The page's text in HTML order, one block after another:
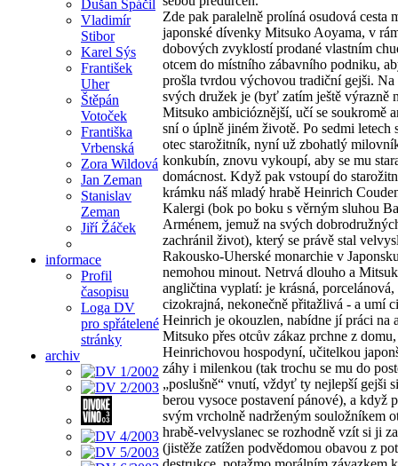
Dušan Spáčil
Vladimír
Stibor
Karel Sýs
František
Uher
Štěpán
Votoček
Františka
Vrbenská
Zora Wildová
Jan Zeman
Stanislav
Zeman
Jiří Žáček
informace
Profil
časopisu
Loga DV
pro spřátelené
stránky
archiv
Zde pak paralelně prolíná osudová cesta
japonské dívenky Mitsuko Aoyama, v
dobových zvyklostí prodané vlastním
otcem do místního zábavního podniku,
prošla tvrdou výchovou tradiční gejši.
svých družek je (byť zatím ještě výrazně
Mitsuko ambicióznější, učí se soukromě
sní o úplně jiném životě. Po sedmi letech
otec starožitník, nyní už zbohatlý
konkubín, znovu vykoupí, aby se mu
domácnost. Když pak vstoupí do
krámku náš mladý hrabě Heinrich
Kalergi (bok po boku s věrným sluhou
Arménem, jemuž na svých
zachránil život), který se právě stal
Rakousko-Uherské monarchie v
nemohou minout. Netrvá dlouho a
angličtina vyplatí: je krásná, porcelánová,
cizokrajná, nekonečně přitažlivá - a umí
Heinrich je okouzlen, nabídne jí práci na
Mitsuko přes otcův zákaz prchne z domu,
Heinrichovou hospodyní, učitelkou
záhy i milenkou (tak trochu se mu do
„poslušně“ vnutí, vždyť ty nejlepší gejši
berou vysoce postavení pánové), a když
svým vrcholně nadrženým souložníkem
hrabě-velvyslanec se rozhodně vzít si ji
(jistěže zatížen podvědomou obavou z